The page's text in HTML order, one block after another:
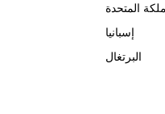
المتحدة
إسبانيا
البرتغال